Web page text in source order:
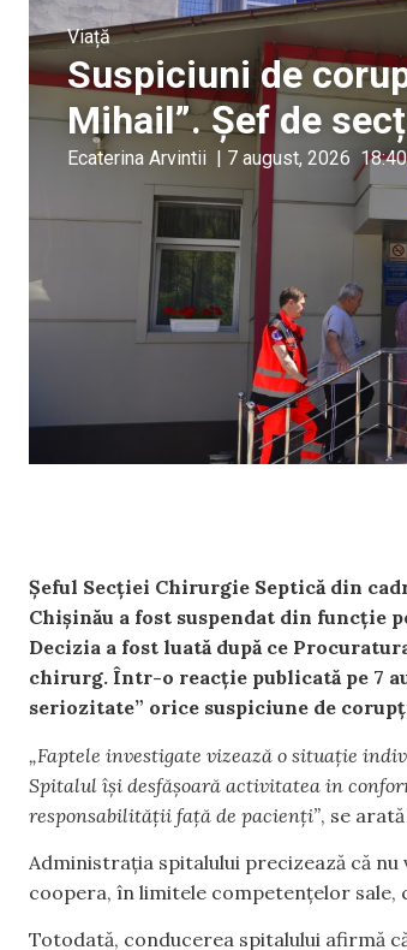
Viață
Suspiciuni de
Mihail”. Șef de
Ecaterina Arvintii 7 august, 2026 18:40
Șeful Secției Chirurgie Septică din
Chișinău a fost suspendat din funcție
Decizia a fost luată după ce
chirurg. Într-o reacție publicată pe 7
seriozitate” orice suspiciune de
„Faptele investigate vizează o situație
Spitalul își desfășoară activitatea in
responsabilității față de pacienți”, se
Administrația spitalului precizează că
coopera, în limitele competențelor sale,
Totodată, conducerea spitalului afirmă